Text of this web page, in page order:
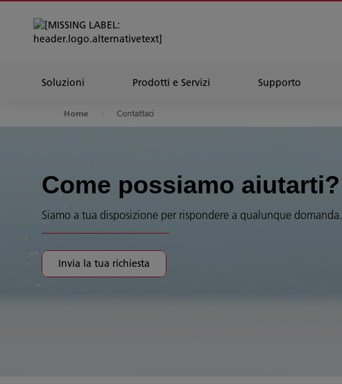
Soluzioni Prodotti e Servizi Supporto
Home Contattaci
Come possiamo aiutarti?
Siamo a tua disposizione per rispondere a qualunque domanda.
Invia la tua richiesta